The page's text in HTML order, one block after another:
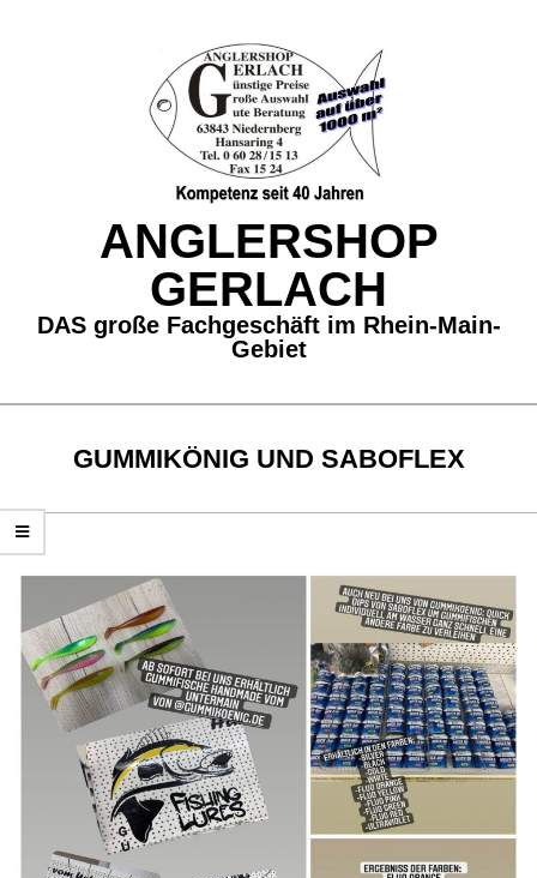
ANGLERSHOP
GERLACH
DAS große Fachgeschäft im Rhein-Main-
Gebiet
NavigationGUMMIKÖNIG UND SABOFLEX